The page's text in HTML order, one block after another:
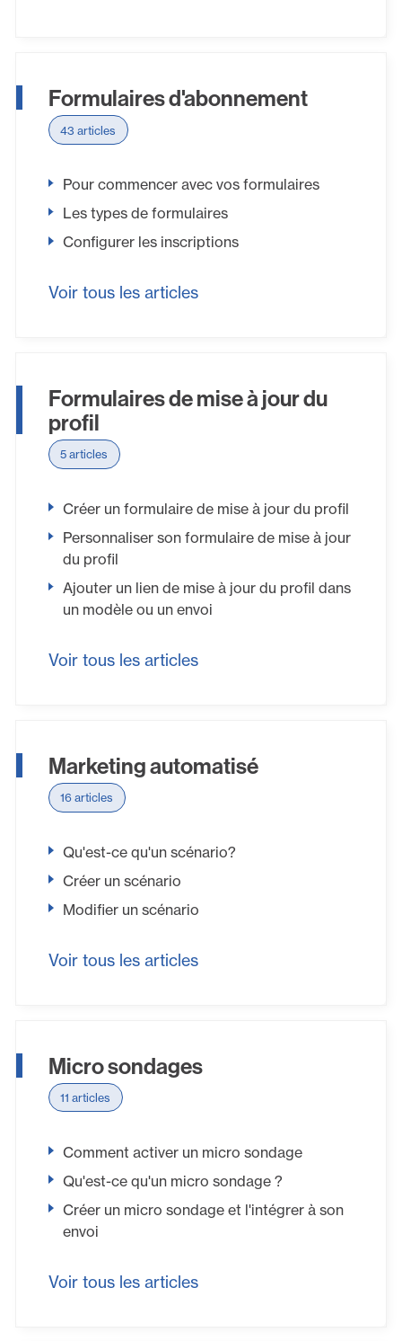
Formulaires d'abonnement
43 articles
Pour commencer avec vos formulaires
Les types de formulaires
Configurer les inscriptions
Voir tous les articles
Formulaires de mise à jour du
profil
5 articles
Créer un formulaire de mise à jour du profil
Personnaliser son formulaire de mise à jour
du profil
Ajouter un lien de mise à jour du profil dans
un modèle ou un envoi
Voir tous les articles
Marketing automatisé
16 articles
Qu'est-ce qu'un scénario?
Créer un scénario
Modifier un scénario
Voir tous les articles
Micro sondages
11 articles
Comment activer un micro sondage
Qu'est-ce qu'un micro sondage ?
Créer un micro sondage et l'intégrer à son
envoi
Voir tous les articles